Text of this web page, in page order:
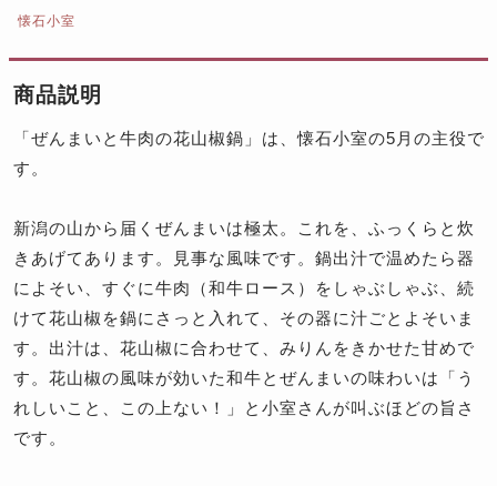
懐石小室
商品説明
「ぜんまいと牛肉の花山椒鍋」は、懐石小室の5月の主役で
す。
新潟の山から届くぜんまいは極太。これを、ふっくらと炊
きあげてあります。見事な風味です。鍋出汁で温めたら器
によそい、すぐに牛肉（和牛ロース）をしゃぶしゃぶ、続
けて花山椒を鍋にさっと入れて、その器に汁ごとよそいま
す。出汁は、花山椒に合わせて、みりんをきかせた甘めで
す。花山椒の風味が効いた和牛とぜんまいの味わいは「う
れしいこと、この上ない！」と小室さんが叫ぶほどの旨さ
です。